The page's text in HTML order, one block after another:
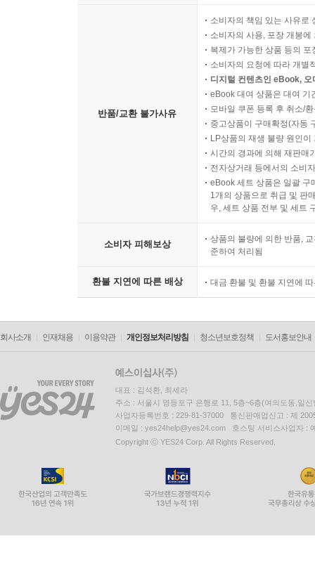
반품/교환 불가사유
소비자의 책임 있는 사유로
소비자의 사용, 포장 개봉
복제가 가능한 상품 등의
소비자의 요청에 따라 개별
디지털 컨텐츠인 eBook,
eBook 대여 상품은 대여 기
모바일 쿠폰 등록 후 취소/
중고상품이 구매확정(자동
LP상품의 재생 불량 원인
시간의 경과에 의해 재판매
전자상거래 등에서의 소비
eBook 세트 상품은 일괄 구
1개의 상품으로 취급 및 판
우, 세트 상품 전부 및 세트
소비자 피해보상
상품의 불량에 의한 반품,
준하여 처리됨
환불 지연에 따른 배상 대금 환불 및 환불 지연에
회사소개 인재채용 이용약관 개인정보처리방침 청소년보호정책 도서홍보안내
대표 : 김석환, 최세라
주소 : 서울시 영등포구 은행로 11, 5층~6층(여의도동,일신
사업자등록번호 : 229-81-37000 통신판매업신고 : 제
이메일 : yes24help@yes24.com 호스팅 서비스사업자 :
Copyright ⓒ YES24 Corp. All Rights Reserved.